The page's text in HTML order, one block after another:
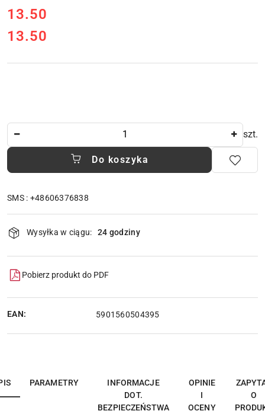
cena:
13.50
Cena:
13.50
szt.
Do koszyka
SMS : +48606376838
i
dostawa
Wysyłka w ciągu: 24 godziny
Pobierz produkt do PDF
EAN: 5901560504395
PARAMETRY
INFORMACJE
DOT.
BEZPIECZEŃSTWA
OPINIE
I
OCENY
O